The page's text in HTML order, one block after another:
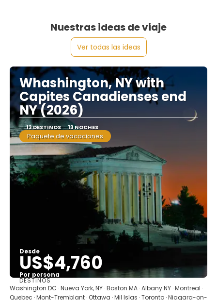
Nuestras ideas de viaje
Ver todas las ideas
Whashington, NY with
Capites Canadienses end
NY (2026)
13 DESTINOS 13 NOCHES
Paquete de vacaciones
Desde
US$4,760
Por persona
Ver
DESTINOS
Washington DC · Nueva York, NY · Boston MA · Albany NY · Montreal ·
Quebec · Mont-Tremblant · Ottawa · Mil Islas · Toronto · Niagara-on-